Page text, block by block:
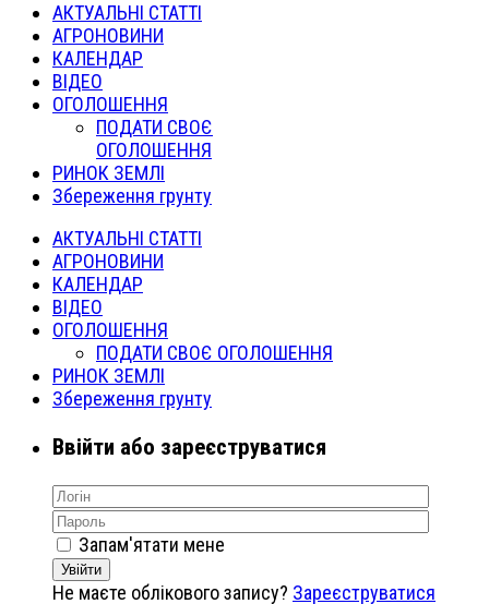
АКТУАЛЬНІ СТАТТІ
АГРОНОВИНИ
КАЛЕНДАР
ВІДЕО
ОГОЛОШЕННЯ
ПОДАТИ СВОЄ
ОГОЛОШЕННЯ
РИНОК ЗЕМЛІ
Збереження грунту
АКТУАЛЬНІ СТАТТІ
АГРОНОВИНИ
КАЛЕНДАР
ВІДЕО
ОГОЛОШЕННЯ
ПОДАТИ СВОЄ ОГОЛОШЕННЯ
РИНОК ЗЕМЛІ
Збереження грунту
Ввійти або зареєструватися
Запам'ятати мене
Увійти
Не маєте облікового запису? Зареєструватися